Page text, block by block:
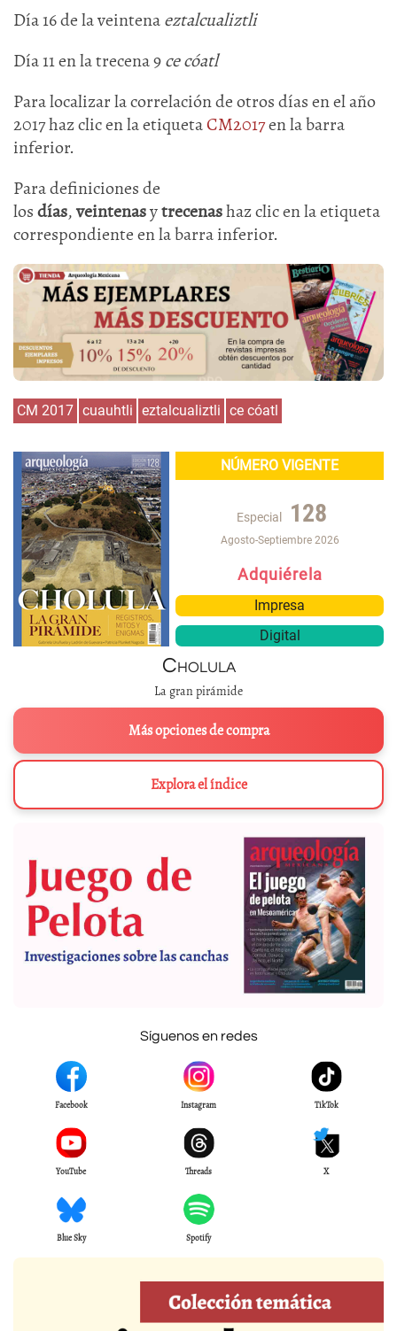
Día 16 de la veintenaeztalcualiztli
Día 11 en la trecena 9ce cóatl
Para localizar la correlación de otros días en el año
2017 haz clic en la etiquetaCM2017en la barra
inferior.
Para definiciones de
losdías,veintenasytrecenashaz clic en la etiqueta
correspondiente en la barra inferior.
CM 2017 cuauhtli eztalcualiztli ce cóatl
NÚMERO VIGENTE
Especial 128
Agosto-Septiembre 2026
Adquiérela
Impresa
Digital
Cholula
La gran pirámide
Más opciones de compra
Explora el índice
Síguenos en redes
Facebook Instagram TikTok
YouTube Threads X
Blue Sky Spotify